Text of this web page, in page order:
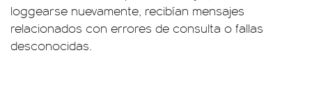
loggearse nuevamente, recibían mensajes
relacionados con errores de consulta o fallas
desconocidas.